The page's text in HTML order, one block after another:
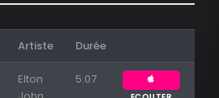
Artiste Durée
Elton
5:07